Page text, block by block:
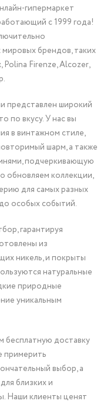
гипермаркет
с 1999 года!
брендов, таких
Polina Firenze, Alcozer,
представлен широкий
по вкусу. У нас вы
в винтажном стиле,
шарм, а также
подчеркивающую
обновляем коллекции,
для самых разных
особых событий.
гарантируя
из
никель, и покрыты
натуральные
природные
уникальным
бесплатную доставку
примерить
выбор, а
близких и
Наши клиенты ценят